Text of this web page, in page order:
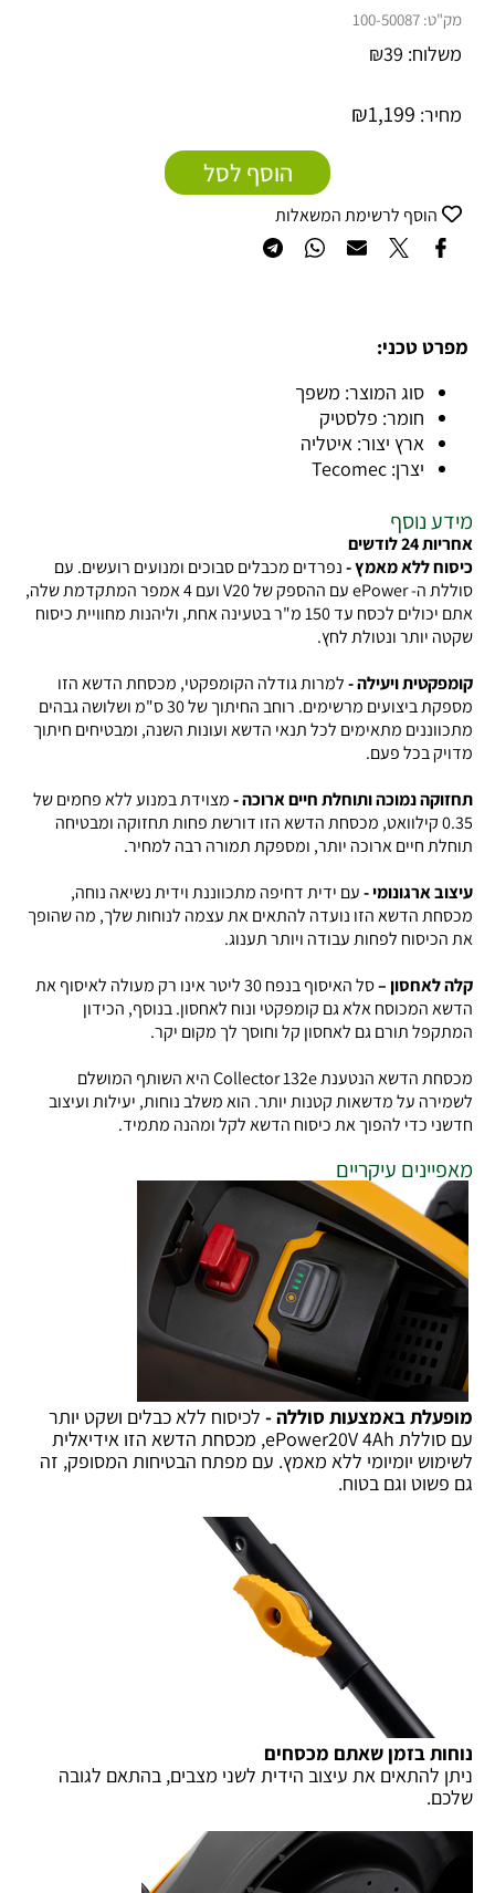
מק"ט: 100-50087
משלוח: ₪39
מחיר: ₪1,199
הוסף לסל
הוסף לרשימת המשאלות
מפרט טכני:
סוג המוצר: משפך
חומר: פלסטיק
ארץ יצור: איטליה
יצרן: Tecomec
מידע נוסף
אחריות 24 לודשים
כיסוח ללא מאמץ -נפרדים מכבלים סבוכים ומנועים רועשים. עם
סוללת ה-ePowerעם ההספק של 20 V
ועם 4 אמפר המתקדמת שלה,
אתם יכולים לכסח עד 150 מ"ר בטעינה אחת, וליהנות מחוויית כיסוח
שקטה יותר ונטולת לחץ.
קומפקטית ויעילה -למרות גודלה הקומפקטי, מכסחת הדשא הזו
מספקת ביצועים מרשימים. רוחב החיתוך של 30 ס"מ ושלושה גבהים
מתכווננים מתאימים לכל תנאי הדשא ועונות השנה, ומבטיחים חיתוך
מדויק בכל פעם.
תחזוקה נמוכה ותוחלת חיים ארוכה -מצוידת במנוע ללא פחמים של
0.35 קילוואט, מכסחת הדשא הזו דורשת פחות תחזוקה ומבטיחה
תוחלת חיים ארוכה יותר, ומספקת תמורה רבה למחיר.
עיצוב ארגונומי -עם ידית דחיפה מתכווננת וידית נשיאה נוחה,
מכסחת הדשא הזו נועדה להתאים את עצמה לנוחות שלך, מה שהופך
את הכיסוח לפחות עבודה ויותר תענוג.
קלה לאחסון –
סל האיסוף בנפח 30 ליטר אינו רק מעולה לאיסוף את
הדשא המכוסח אלא גם קומפקטי ונוח לאחסון. בנוסף, הכידון
המתקפל תורם גם לאחסון קל וחוסך לך מקום יקר.
מכסחת הדשא הנטענתCollector 132eהיא השותף המושלם
לשמירה על מדשאות קטנות יותר. הוא משלב נוחות, יעילות ועיצוב
חדשני כדי להפוך את כיסוח הדשא לקל ומהנה מתמיד.
מאפיינים עיקריים
מופעלת באמצעות סוללה - לכיסוח ללא כבלים ושקט יותר
עם סוללת ePower20V 4Ah, מכסחת הדשא הזו אידיאלית
לשימוש יומיומי ללא מאמץ. עם מפתח הבטיחות המסופק, זה
גם פשוט וגם בטוח.
נוחות בזמן שאתם מכסחים
ניתן להתאים את עיצוב הידית לשני מצבים, בהתאם לגובה
שלכם.